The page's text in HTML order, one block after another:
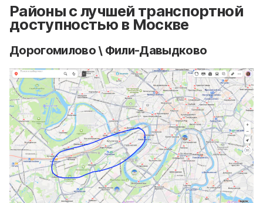
Районы с лучшей транспортной
доступностью в Москве
Дорогомилово \ Фили-Давыдково